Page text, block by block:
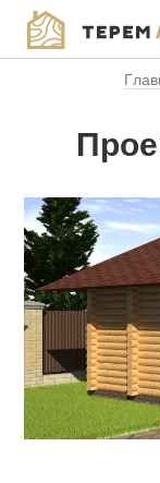
Каталог
Продукция
Покупка в
Работы
О компании
Контакты